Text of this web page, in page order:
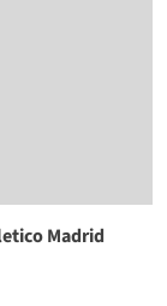
Madrid